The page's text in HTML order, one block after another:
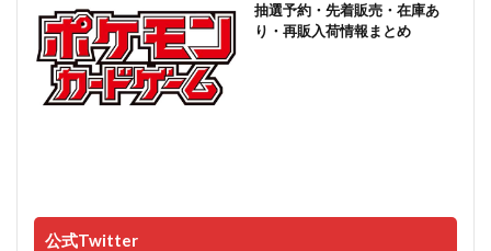
抽選予約・先着販売・在庫あ
り・再販入荷情報まとめ
公式Twitter